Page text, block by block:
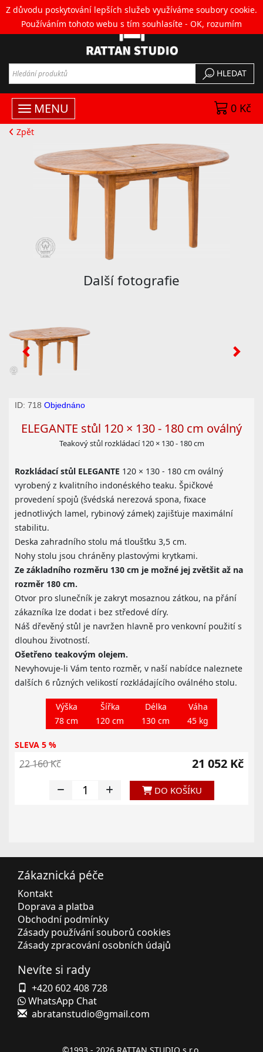
Z důvodu poskytování lepších služeb využíváme soubory cookie.
Používáním tohoto webu s tím souhlasíte - OK, rozumím
HLEDAT
MENU 0 Kč
Zpět
Další fotografie
ID: 718 Objednáno
ELEGANTE stůl 120 × 130 - 180 cm oválný
Teakový stůl rozkládací 120 × 130 - 180 cm
Rozkládací stůl ELEGANTE 120 × 130 - 180 cm oválný
vyrobený z kvalitního indonéského teaku. Špičkové
provedení spojů (švédská nerezová spona, fixace
jednotlivých lamel, rybinový zámek) zajišťuje maximální
stabilitu.
Deska zahradního stolu má tloušťku 3,5 cm.
Nohy stolu jsou chráněny plastovými krytkami.
Ze základního rozměru 130 cm je možné jej zvětšit až na
rozměr 180 cm.
Otvor pro slunečník je zakryt mosaznou zátkou, na přání
zákazníka lze dodat i bez středové díry.
Náš dřevěný stůl je navržen hlavně pro venkovní použití s
dlouhou životností.
Ošetřeno teakovým olejem.
Nevyhovuje-li Vám tento rozměr, v naší nabídce naleznete
dalších 6 různých velikostí rozkládajícího oválného stolu.
Výška
78 cm
Šířka
120 cm
Délka
130 cm
Váha
45 kg
SLEVA 5 %
22 160 Kč 21 052 Kč
DO KOŠÍKU
Zákaznická péče
Kontakt
Doprava a platba
Obchodní podmínky
Zásady používání souborů cookies
Zásady zpracování osobních údajů
Nevíte si rady
+420 602 408 728
WhatsApp Chat
abratanstudio@gmail.com